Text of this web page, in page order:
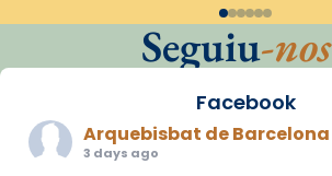
Seguiu-nos
Facebook
Arquebisbat de Barcelona
3 days ago